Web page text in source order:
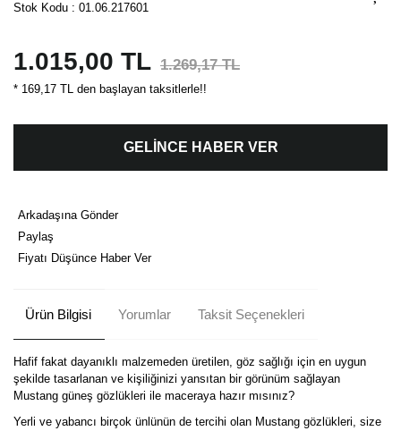
Stok Kodu : 01.06.217601
1.015,00 TL 1.269,17 TL
* 169,17 TL den başlayan taksitlerle!!
GELİNCE HABER VER
Arkadaşına Gönder
Paylaş
Fiyatı Düşünce Haber Ver
Ürün Bilgisi Yorumlar Taksit Seçenekleri
Hafif fakat dayanıklı malzemeden üretilen, göz sağlığı için en uygun
şekilde tasarlanan ve kişiliğinizi yansıtan bir görünüm sağlayan
Mustang güneş gözlükleri ile maceraya hazır mısınız?
Yerli ve yabancı birçok ünlünün de tercihi olan Mustang gözlükleri, size